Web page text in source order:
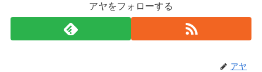
アヤをフォローする
アヤ